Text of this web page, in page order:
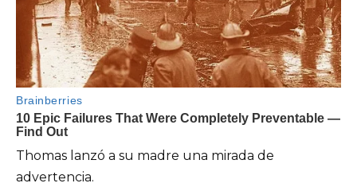
Thomas lanzó a su madre una mirada de
advertencia.